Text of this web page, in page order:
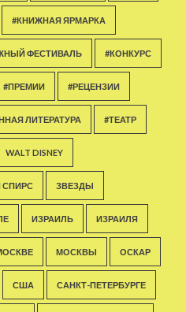
#КНИЖНАЯ ЯРМАРКА
ФЕСТИВАЛЬ #КОНКУРС
#ПРЕМИИ #РЕЦЕНЗИИ
ЛИТЕРАТУРА #ТЕАТР
WALT DISNEY
СПИРС ЗВЕЗДЫ
ИЗРАИЛЬ ИЗРАИЛЯ
МОСКВЫ ОСКАР
США САНКТ-ПЕТЕРБУРГЕ